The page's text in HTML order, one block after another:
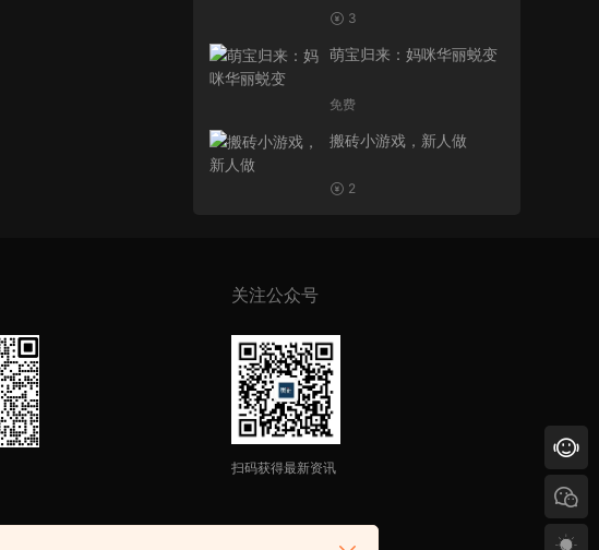
3
萌宝归来：妈咪华丽蜕变
免费
搬砖小游戏，新人做
2
关注公众号
扫码获得最新资讯